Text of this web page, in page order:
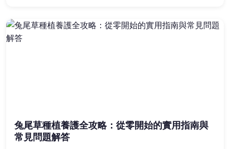
兔尾草種植養護全攻略：從零開始的實用指南與
常見問題解答